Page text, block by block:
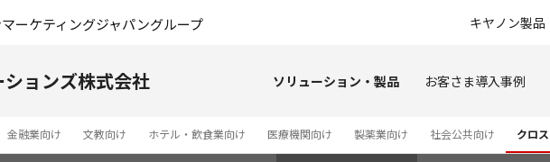
ーケティングジャパングループ キヤノン製
ョンズ株式会社 ソリューション・製品 お客さま導入事例
金融業向け 文教向け ホテル・飲食業向け 医療機関向け 製薬業向け 社会公共向け クロ